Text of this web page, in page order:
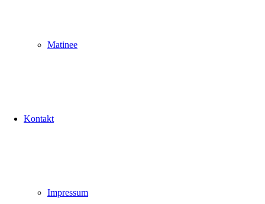
Matinee
Kontakt
Impressum